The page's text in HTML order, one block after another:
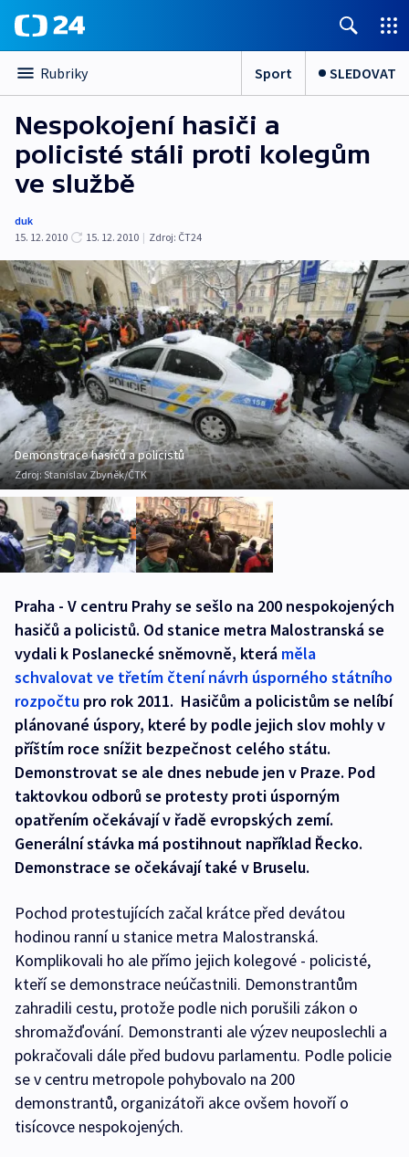
Rubriky Sport SLEDOVAT
Nespokojení hasiči a
policisté stáli proti kolegům
ve službě
duk
15. 12. 2010
15. 12. 2010 | Zdroj: ČT24
Demonstrace hasičů a policistů
Zdroj:Stanislav Zbyněk/ČTK
Praha - V centru Prahy se sešlo na 200 nespokojených
hasičů a policistů. Od stanice metra Malostranská se
vydali k Poslanecké sněmovně, která měla
schvalovat ve třetím čtení návrh úsporného státního
rozpočtu pro rok 2011. Hasičům a policistům se nelíbí
plánované úspory, které by podle jejich slov mohly v
příštím roce snížit bezpečnost celého státu.
Demonstrovat se ale dnes nebude jen v Praze. Pod
taktovkou odborů se protesty proti úsporným
opatřením očekávají v řadě evropských zemí.
Generální stávka má postihnout například Řecko.
Demonstrace se očekávají také v Bruselu.
Pochod protestujících začal krátce před devátou
hodinou ranní u stanice metra Malostranská.
Komplikovali ho ale přímo jejich kolegové - policisté,
kteří se demonstrace neúčastnili. Demonstrantům
zahradili cestu, protože podle nich porušili zákon o
shromažďování. Demonstranti ale výzev neuposlechli a
pokračovali dále před budovu parlamentu. Podle policie
se v centru metropole pohybovalo na 200
demonstrantů, organizátoři akce ovšem hovoří o
tisícovce nespokojených.